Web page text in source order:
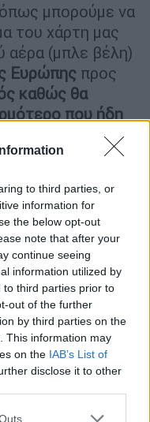
to third parties, or
information for
the below opt-out
note that after your
continue seeing
information utilized by
to third parties prior to
out of the further
by third parties on the
This information may
on the IAB’s List of
disclose it to other
one or more Google
όπως μπορούμε να
του χάρτη μας
αέρα (μπλε βέλη)
Ευρώπης προς
καθώς θα
που ήδη
, θα σχηματίσει μια
τη μορφή ψυχρής
πολλά και